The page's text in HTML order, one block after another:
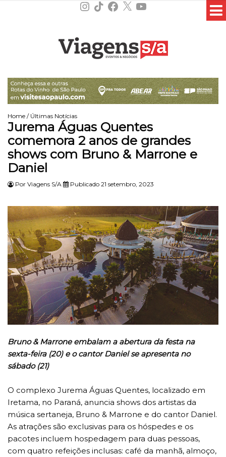
Instagram
TikTokFacebook
X YouTube
Home / Últimas Notícias
Jurema Águas Quentes
comemora 2 anos de grandes
shows com Bruno & Marrone e
Daniel
Por Viagens S/A Publicado 21 setembro, 2023
Bruno & Marrone embalam a abertura da festa na
sexta-feira (20) e o cantor Daniel se apresenta no
sábado (21)
O complexo Jurema Águas Quentes, localizado em
Iretama, no Paraná, anuncia shows dos artistas da
música sertaneja, Bruno & Marrone e do cantor Daniel.
As atrações são exclusivas para os hóspedes e os
pacotes incluem hospedagem para duas pessoas,
com quatro refeições inclusas: café da manhã, almoço,